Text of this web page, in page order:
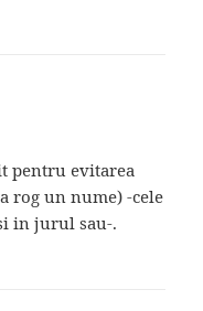
pentru evitarea
rog un nume) -cele
in jurul sau-.